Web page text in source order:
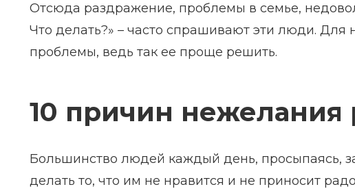
Отсюда раздражение, проблемы в семье,
Что делать?» – часто спрашивают эти люди. Для
проблемы, ведь так ее проще решить.
10 причин нежелания
Большинство людей каждый день, просыпаясь,
делать то, что им не нравится и не приносит